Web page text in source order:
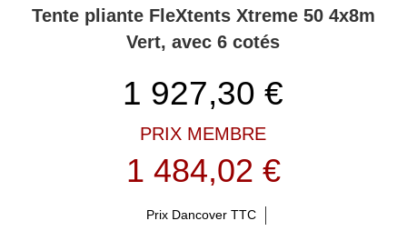
Tente pliante FleXtents Xtreme 50 4x8m
Vert, avec 6 cotés
1 927,30 €
PRIX MEMBRE
1 484,02 €
Prix Dancover TTC